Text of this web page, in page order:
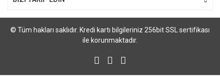
© Tüm hakları saklıdır. Kredi kartı bilgileriniz 256bit SSL sertifikası
ile korunmaktadır.